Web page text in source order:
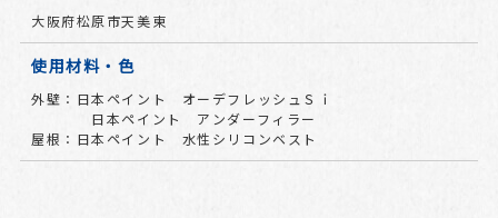
大阪府松原市天美東
使用材料・色
外壁：日本ペイント オーデフレッシュＳｉ
日本ペイント アンダーフィラー
屋根：日本ペイント 水性シリコンベスト